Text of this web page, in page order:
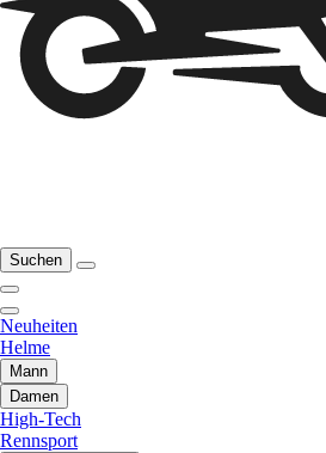
Suchen
Neuheiten
Helme
Mann
Damen
High-Tech
Rennsport